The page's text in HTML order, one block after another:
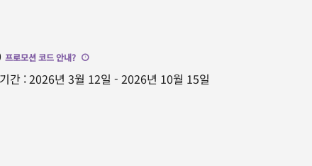
프로모션 코드 안내?
간 :2026년 3월 12일 - 2026년 10월 15일